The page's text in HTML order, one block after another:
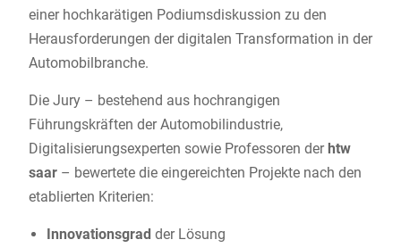
einer hochkarätigen Podiumsdiskussion zu den
Herausforderungen der digitalen Transformation in der
Automobilbranche.
Die Jury – bestehend aus hochrangigen
Führungskräften der Automobilindustrie,
Digitalisierungsexperten sowie Professoren derhtw
saar– bewertete die eingereichten Projekte nach den
etablierten Kriterien:
Innovationsgrad der Lösung